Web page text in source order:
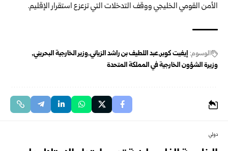
الأمن القومي الخليجي ووقف التدخلات التي تزعزع استقرار الإقليم.
الوسوم: إيفيت كوبر عبد اللطيف بن راشد الزياني وزير الخارجية البحريني
وزيرة الشؤون الخارجية في المملكة المتحدة
دولي